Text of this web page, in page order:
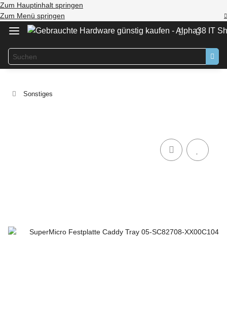
Zum Hauptinhalt springen
Zum Menü springen
Sonstiges